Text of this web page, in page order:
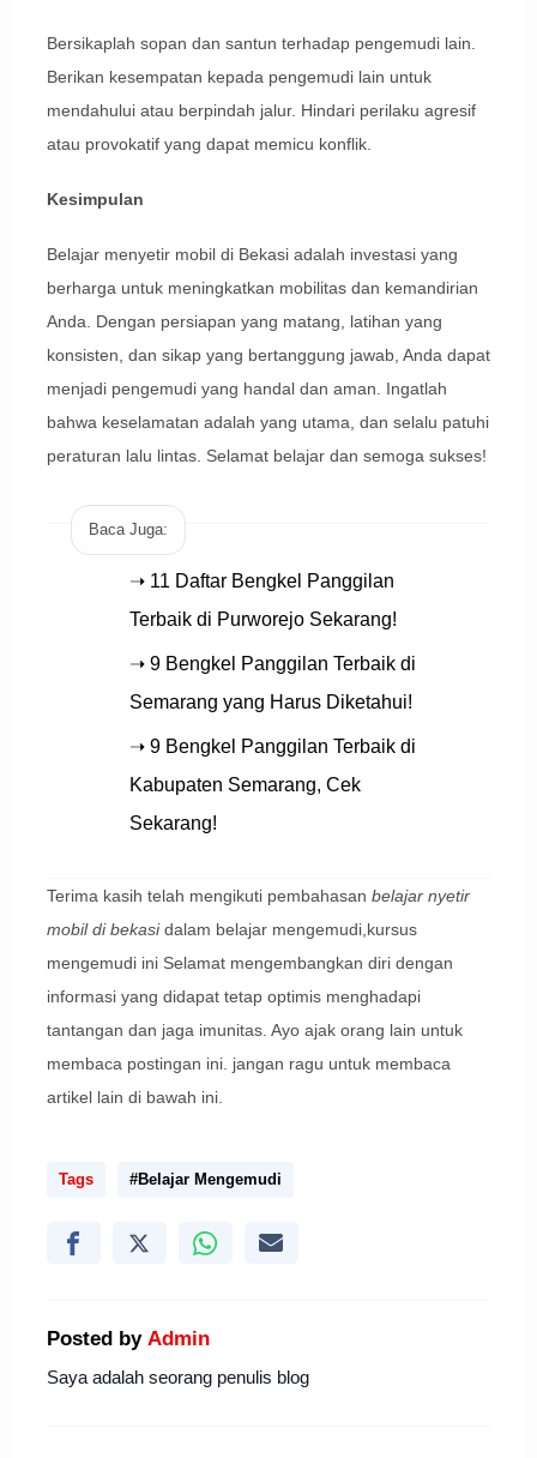
Bersikaplah sopan dan santun terhadap pengemudi lain.
Berikan kesempatan kepada pengemudi lain untuk
mendahului atau berpindah jalur. Hindari perilaku agresif
atau provokatif yang dapat memicu konflik.
Kesimpulan
Belajar menyetir mobil di Bekasi adalah investasi yang
berharga untuk meningkatkan mobilitas dan kemandirian
Anda. Dengan persiapan yang matang, latihan yang
konsisten, dan sikap yang bertanggung jawab, Anda dapat
menjadi pengemudi yang handal dan aman. Ingatlah
bahwa keselamatan adalah yang utama, dan selalu patuhi
peraturan lalu lintas. Selamat belajar dan semoga sukses!
Baca Juga:
➝ 11 Daftar Bengkel Panggilan
Terbaik di Purworejo Sekarang!
➝ 9 Bengkel Panggilan Terbaik di
Semarang yang Harus Diketahui!
➝ 9 Bengkel Panggilan Terbaik di
Kabupaten Semarang, Cek
Sekarang!
Terima kasih telah mengikuti pembahasan belajar nyetir
mobil di bekasidalam belajar mengemudi,kursus
mengemudi ini Selamat mengembangkan diri dengan
informasi yang didapat tetap optimis menghadapi
tantangan dan jaga imunitas. Ayo ajak orang lain untuk
membaca postingan ini. jangan ragu untuk membaca
artikel lain di bawah ini.
Tags #Belajar Mengemudi
Posted by Admin
Saya adalah seorang penulis blog